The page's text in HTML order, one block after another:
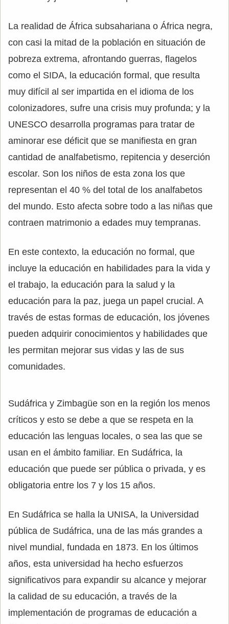
La realidad de África subsahariana o África negra,
con casi la mitad de la población en situación de
pobreza extrema, afrontando guerras, flagelos
como el SIDA, la educación formal, que resulta
muy difícil al ser impartida en el idioma de los
colonizadores, sufre una crisis muy profunda; y la
UNESCO desarrolla programas para tratar de
aminorar ese déficit que se manifiesta en gran
cantidad de analfabetismo, repitencia y deserción
escolar. Son los niños de esta zona los que
representan el 40 % del total de los analfabetos
del mundo. Esto afecta sobre todo a las niñas que
contraen matrimonio a edades muy tempranas.
En este contexto, la educación no formal, que
incluye la educación en habilidades para la vida y
el trabajo, la educación para la salud y la
educación para la paz, juega un papel crucial. A
través de estas formas de educación, los jóvenes
pueden adquirir conocimientos y habilidades que
les permitan mejorar sus vidas y las de sus
comunidades.
Sudáfrica y Zimbagüe son en la región los menos
críticos y esto se debe a que se respeta en la
educación las lenguas locales, o sea las que se
usan en el ámbito familiar. En Sudáfrica, la
educación que puede ser pública o privada, y es
obligatoria entre los 7 y los 15 años.
En Sudáfrica se halla la UNISA, la Universidad
pública de Sudáfrica, una de las más grandes a
nivel mundial, fundada en 1873. En los últimos
años, esta universidad ha hecho esfuerzos
significativos para expandir su alcance y mejorar
la calidad de su educación, a través de la
implementación de programas de educación a